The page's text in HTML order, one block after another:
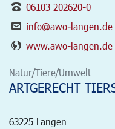
06103 202620-0
info@awo-langen.de
www.awo-langen.de
Natur/Tiere/Umwelt
ARTGERECHT
63225 Langen